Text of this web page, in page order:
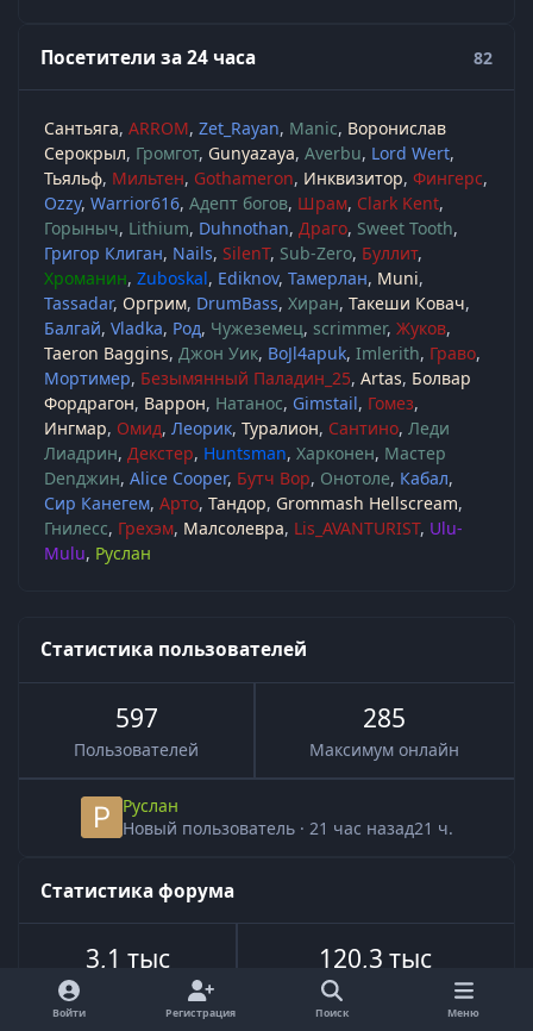
Посетители за 24 часа 82
Сантьяга ARROM Zet_Rayan Manic Воронислав
Серокрыл Громгот Gunyazaya Averbu Lord Wert
Тьяльф Мильтен Gothameron Инквизитор Фингерс
Ozzy Warrior616 Адепт богов Шрам Clark Kent
Горыныч Lithium Duhnothan Драго Sweet Tooth
Григор Клиган Nails SilenT Sub-Zero Буллит
Хроманин Zuboskal Ediknov Тамерлан Muni
Tassadar Оргрим DrumBass Хиран Такеши Ковач
Балгай Vladka Род Чужеземец scrimmer Жуков
Taeron Baggins Джон Уик BoJl4apuk Imlerith Граво
Мортимер Безымянный Паладин_25 Artas Болвар
Фордрагон Варрон Натанос Gimstail Гомез
Ингмар Омид Леорик Туралион Сантино Леди
Лиадрин Декстер Huntsman Харконен Мастер
Denджин Alice Cooper Бутч Вор Онотоле Кабал
Сир Канегем Арто Тандор Grommash Hellscream
Гнилесс Грехэм Малсолевра Lis_AVANTURIST Ulu-
Mulu Руслан
Статистика пользователей
597
Пользователей
285
Максимум онлайн
Руслан
Новый пользователь · 21 час назад21 ч.
Статистика форума
3,1 тыс
Всего сообщений
120,3 тыс
Войти Регистрация Поиск Меню